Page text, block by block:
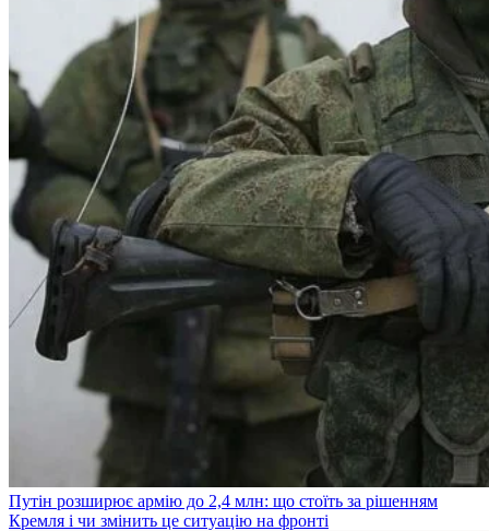
Путін розширює армію до 2,4 млн: що стоїть за рішенням
Кремля і чи змінить це ситуацію на фронті